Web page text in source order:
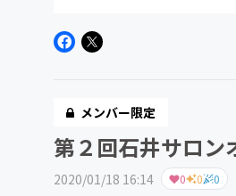
メンバー限定
第２回石井サロン
2020/01/18 16:14 0 0 0